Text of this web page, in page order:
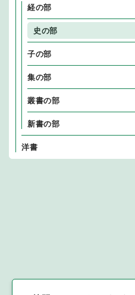
経の部
史の部
子の部
集の部
叢書の部
新書の部
洋書